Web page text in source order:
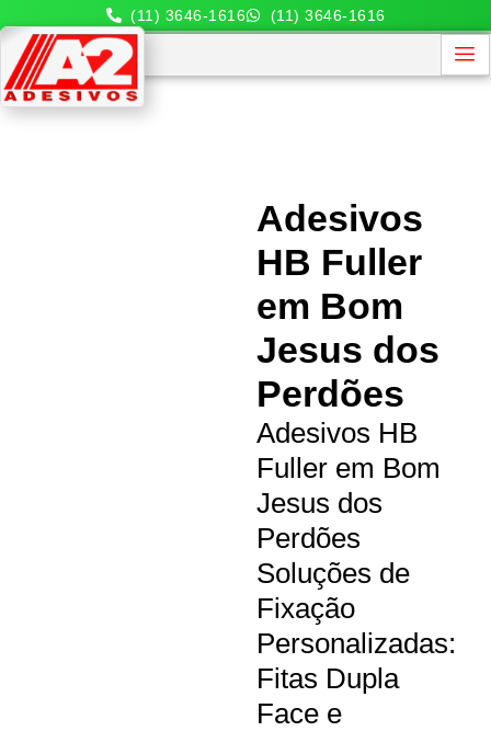
(11) 3646-1616 (11) 3646-1616
Adesivos
HB Fuller
em Bom
Jesus dos
Perdões
Adesivos HB
Fuller em Bom
Jesus dos
Perdões
Soluções de
Fixação
Personalizadas:
Fitas Dupla
Face e